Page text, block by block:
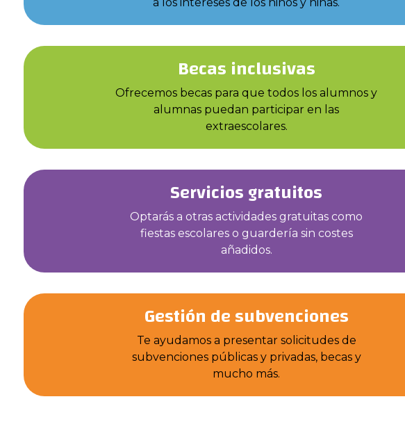
Becas inclusivas
Ofrecemos becas para que todos los alumnos y
alumnas puedan participar en las
extraescolares.
Servicios gratuitos
Optarás a otras actividades gratuitas como
fiestas escolares o guardería sin costes
añadidos.
Gestión de subvenciones
Te ayudamos a presentar solicitudes de
subvenciones públicas y privadas, becas y
mucho más.